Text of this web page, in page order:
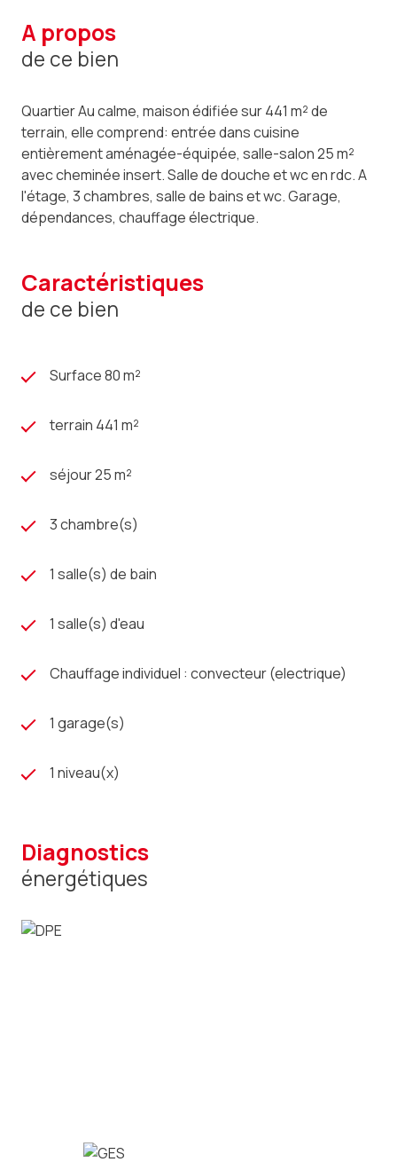
a propos
de ce bien
Quartier Au calme, maison édifiée sur 441 m² de
terrain, elle comprend: entrée dans cuisine
entièrement aménagée-équipée, salle-salon 25 m²
avec cheminée insert. Salle de douche et wc en rdc. A
l'étage, 3 chambres, salle de bains et wc. Garage,
dépendances, chauffage électrique.
caractéristiques
de ce bien
Surface 80 m²
terrain 441 m²
séjour 25 m²
3 chambre(s)
1 salle(s) de bain
1 salle(s) d'eau
Chauffage individuel : convecteur (electrique)
1 garage(s)
1 niveau(x)
diagnostics
énergétiques